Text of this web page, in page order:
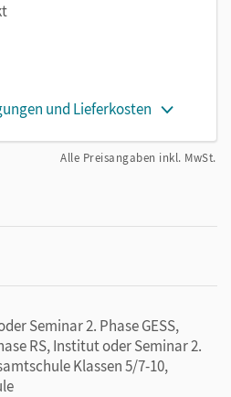
und Lieferkosten
Alle Preisangaben inkl. MwSt.
Seminar 2. Phase GESS,
RS, Institut oder Seminar 2.
Klassen 5/7-10,